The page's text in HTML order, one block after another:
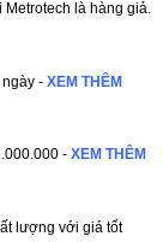
là hàng giả.
- XEM THÊM
- XEM THÊM
lượng với giá tốt